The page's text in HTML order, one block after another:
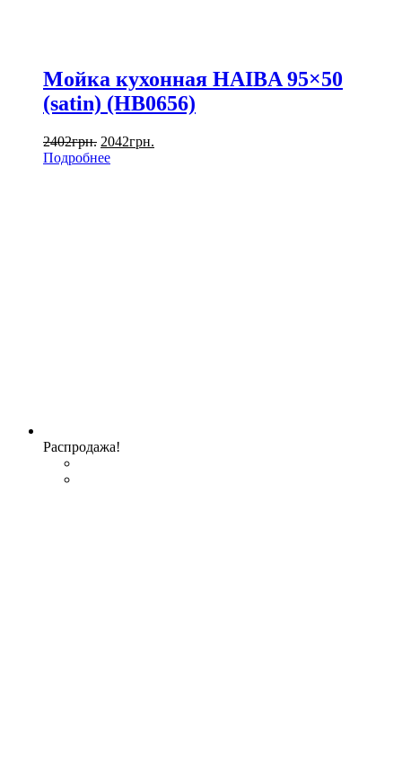
Мойка кухонная HAIBA 95×50
(satin) (HB0656)
2402грн. 2042грн.
Подробнее
Распродажа!